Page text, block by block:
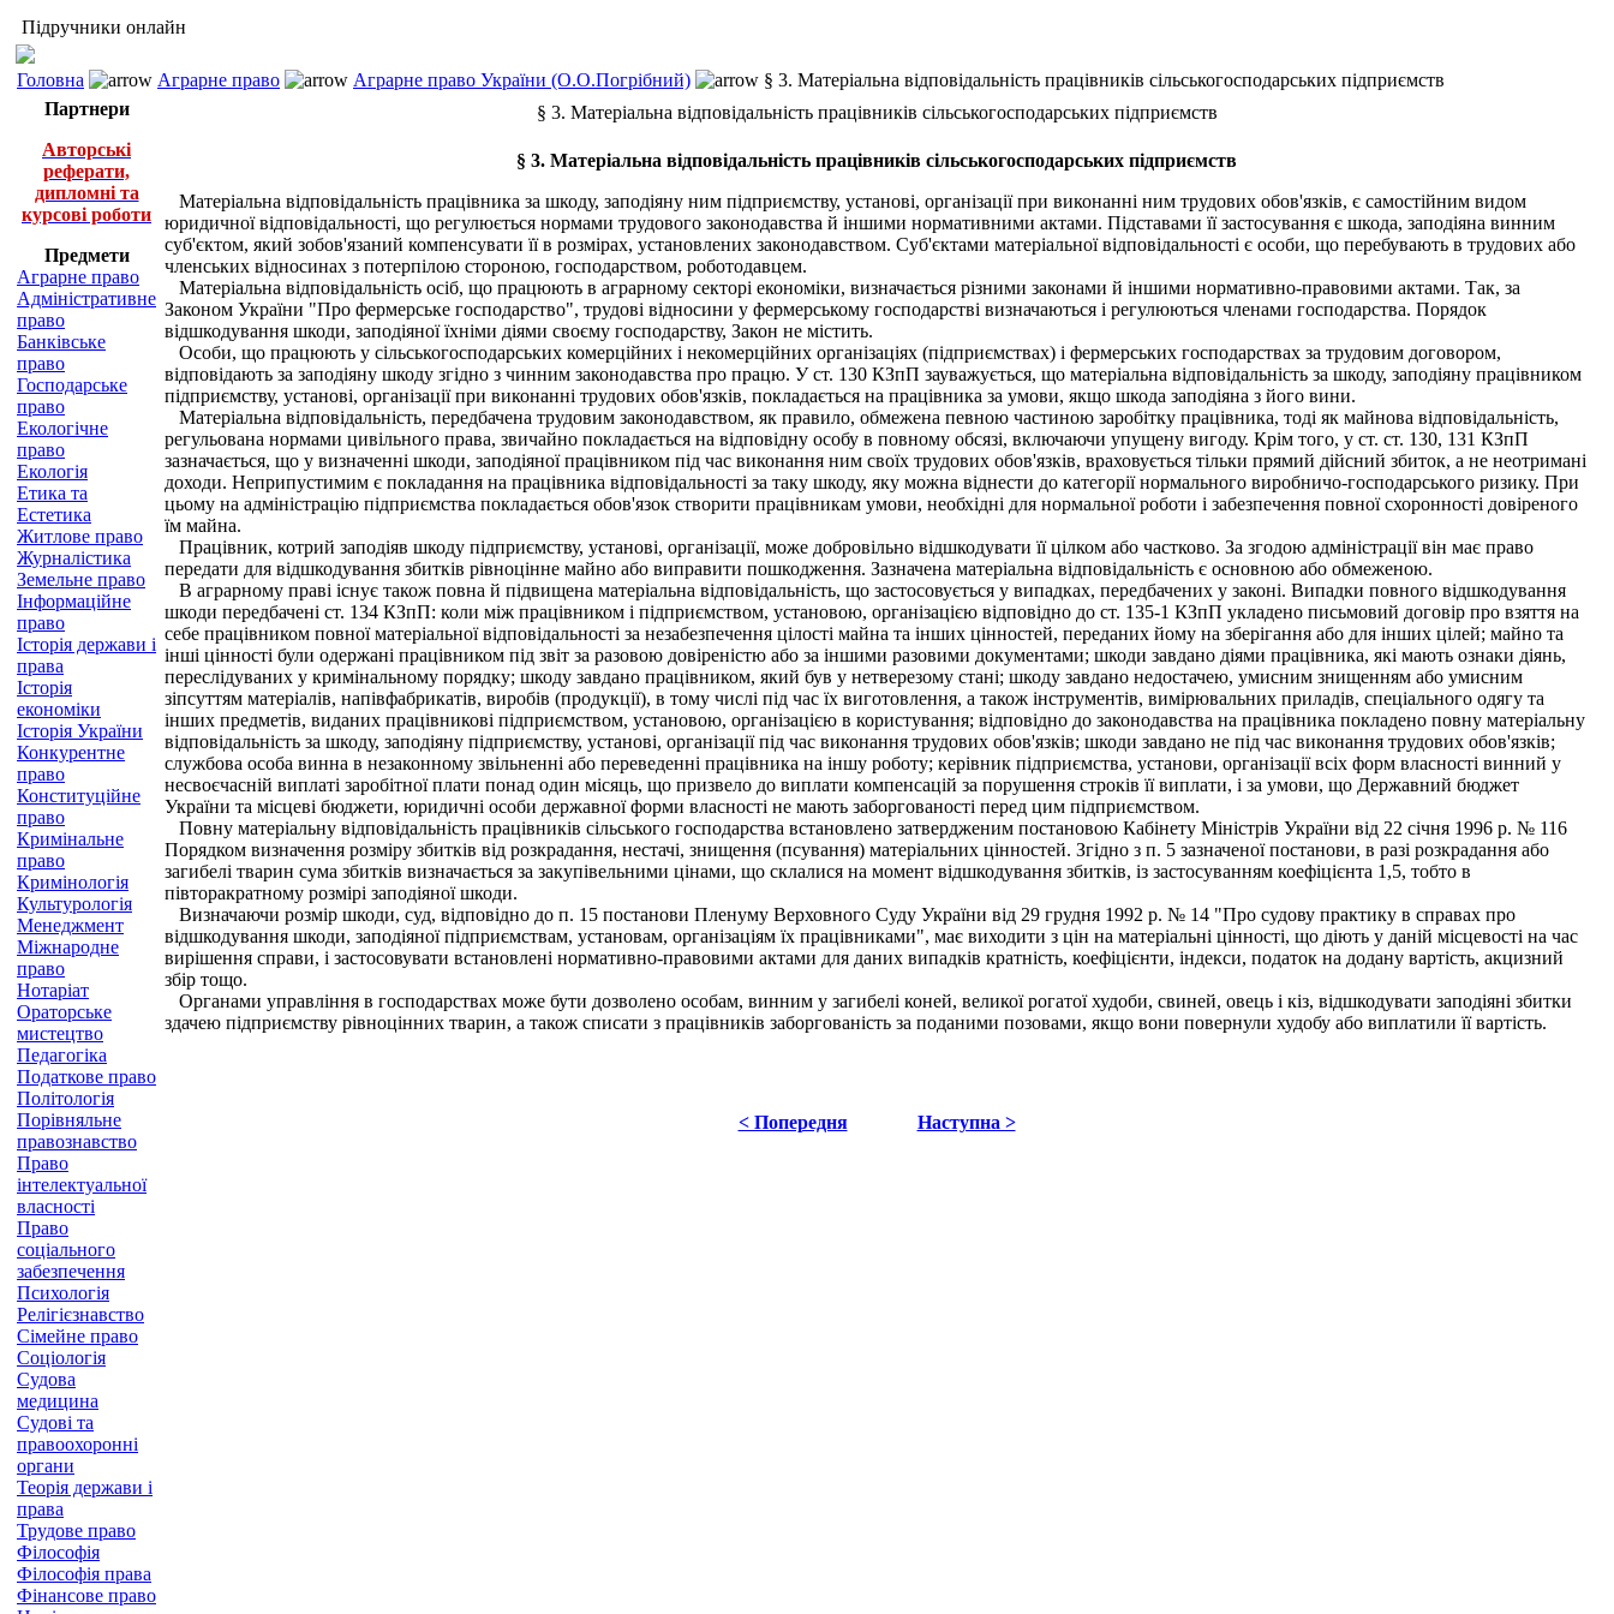
Підручники онлайн
Головна Аграрне право Аграрне право України (О.О.Погрібний)
§ 3. Матеріальна відповідальність працівників сільськогосподарських підприємств
Партнери
Авторські
реферати,
дипломні та
курсові роботи
Предмети
Аграрне право
Адміністративне
право
Банківське
право
Господарське
право
Екологічне
право
Екологія
Етика та
Естетика
Житлове право
Журналістика
Земельне право
Інформаційне
право
Історія держави і
права
Історія
економіки
Історія України
Конкурентне
право
Конституційне
право
Кримінальне
право
Кримінологія
Культурологія
Менеджмент
Міжнародне
право
Нотаріат
Ораторське
мистецтво
Педагогіка
Податкове право
Політологія
Порівняльне
правознавство
Право
інтелектуальної
власності
Право
соціального
забезпечення
Психологія
Релігієзнавство
Сімейне право
Соціологія
Судова
медицина
Судові та
правоохоронні
органи
Теорія держави і
права
Трудове право
Філософія
Філософія права
Фінансове право
§ 3. Матеріальна відповідальність працівників сільськогосподарських підприємств
§ 3. Матеріальна відповідальність працівників сільськогосподарських підприємств
Матеріальна відповідальність працівника за шкоду, заподіяну ним підприємству, установі, організації при виконанні ним трудових обов'язків, є самостійним видом
юридичної відповідальності, що регулюється нормами трудового законодавства й іншими нормативними актами. Підставами її застосування є шкода, заподіяна винним
суб'єктом, який зобов'язаний компенсувати її в розмірах, установлених законодавством. Суб'єктами матеріальної відповідальності є особи, що перебувають в трудових або
членських відносинах з потерпілою стороною, господарством, роботодавцем.
Матеріальна відповідальність осіб, що працюють в аграрному секторі економіки, визначається різними законами й іншими нормативно-правовими актами. Так, за
Законом України "Про фермерське господарство", трудові відносини у фермерському господарстві визначаються і регулюються членами господарства. Порядок
відшкодування шкоди, заподіяної їхніми діями своєму господарству, Закон не містить.
Особи, що працюють у сільськогосподарських комерційних і некомерційних організаціях (підприємствах) і фермерських господарствах за трудовим договором,
відповідають за заподіяну шкоду згідно з чинним законодавства про працю. У ст. 130 КЗпП зауважується, що матеріальна відповідальність за шкоду, заподіяну працівником
підприємству, установі, організації при виконанні трудових обов'язків, покладається на працівника за умови, якщо шкода заподіяна з його вини.
Матеріальна відповідальність, передбачена трудовим законодавством, як правило, обмежена певною частиною заробітку працівника, тоді як майнова відповідальність,
регульована нормами цивільного права, звичайно покладається на відповідну особу в повному обсязі, включаючи упущену вигоду. Крім того, у ст. ст. 130, 131 КЗпП
зазначається, що у визначенні шкоди, заподіяної працівником під час виконання ним своїх трудових обов'язків, враховується тільки прямий дійсний збиток, а не неотримані
доходи. Неприпустимим є покладання на працівника відповідальності за таку шкоду, яку можна віднести до категорії нормального виробничо-господарського ризику. При
цьому на адміністрацію підприємства покладається обов'язок створити працівникам умови, необхідні для нормальної роботи і забезпечення повної схоронності довіреного
їм майна.
Працівник, котрий заподіяв шкоду підприємству, установі, організації, може добровільно відшкодувати її цілком або частково. За згодою адміністрації він має право
передати для відшкодування збитків рівноцінне майно або виправити пошкодження. Зазначена матеріальна відповідальність є основною або обмеженою.
В аграрному праві існує також повна й підвищена матеріальна відповідальність, що застосовується у випадках, передбачених у законі. Випадки повного відшкодування
шкоди передбачені ст. 134 КЗпП: коли між працівником і підприємством, установою, організацією відповідно до ст. 135-1 КЗпП укладено письмовий договір про взяття на
себе працівником повної матеріальної відповідальності за незабезпечення цілості майна та інших цінностей, переданих йому на зберігання або для інших цілей; майно та
інші цінності були одержані працівником під звіт за разовою довіреністю або за іншими разовими документами; шкоди завдано діями працівника, які мають ознаки діянь,
переслідуваних у кримінальному порядку; шкоду завдано працівником, який був у нетверезому стані; шкоду завдано недостачею, умисним знищенням або умисним
зіпсуттям матеріалів, напівфабрикатів, виробів (продукції), в тому числі під час їх виготовлення, а також інструментів, вимірювальних приладів, спеціального одягу та
інших предметів, виданих працівникові підприємством, установою, організацією в користування; відповідно до законодавства на працівника покладено повну матеріальну
відповідальність за шкоду, заподіяну підприємству, установі, організації під час виконання трудових обов'язків; шкоди завдано не під час виконання трудових обов'язків;
службова особа винна в незаконному звільненні або переведенні працівника на іншу роботу; керівник підприємства, установи, організації всіх форм власності винний у
несвоєчасній виплаті заробітної плати понад один місяць, що призвело до виплати компенсацій за порушення строків її виплати, і за умови, що Державний бюджет
України та місцеві бюджети, юридичні особи державної форми власності не мають заборгованості перед цим підприємством.
Повну матеріальну відповідальність працівників сільського господарства встановлено затвердженим постановою Кабінету Міністрів України від 22 січня 1996 р. № 116
Порядком визначення розміру збитків від розкрадання, нестачі, знищення (псування) матеріальних цінностей. Згідно з п. 5 зазначеної постанови, в разі розкрадання або
загибелі тварин сума збитків визначається за закупівельними цінами, що склалися на момент відшкодування збитків, із застосуванням коефіцієнта 1,5, тобто в
півторакратному розмірі заподіяної шкоди.
Визначаючи розмір шкоди, суд, відповідно до п. 15 постанови Пленуму Верховного Суду України від 29 грудня 1992 р. № 14 "Про судову практику в справах про
відшкодування шкоди, заподіяної підприємствам, установам, організаціям їх працівниками", має виходити з цін на матеріальні цінності, що діють у даній місцевості на час
вирішення справи, і застосовувати встановлені нормативно-правовими актами для даних випадків кратність, коефіцієнти, індекси, податок на додану вартість, акцизний
збір тощо.
Органами управління в господарствах може бути дозволено особам, винним у загибелі коней, великої рогатої худоби, свиней, овець і кіз, відшкодувати заподіяні збитки
здачею підприємству рівноцінних тварин, а також списати з працівників заборгованість за поданими позовами, якщо вони повернули худобу або виплатили її вартість.
< Попередня Наступна >